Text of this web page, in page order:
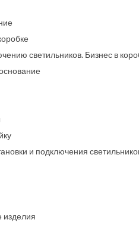
светильников. Бизнес в
и подключения
изделия